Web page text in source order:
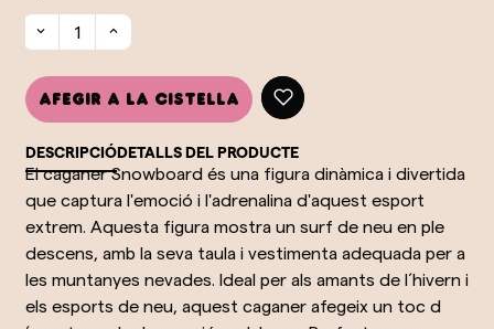
Afegir a la cistella
DESCRIPCIÓDETALLS DEL PRODUCTE
El caganer Snowboard és una figura dinàmica i divertida
que captura l'emoció i l'adrenalina d'aquest esport
extrem. Aquesta figura mostra un surf de neu en ple
descens, amb la seva taula i vestimenta adequada per a
les muntanyes nevades. Ideal per als amants de l´hivern i
els esports de neu, aquest caganer afegeix un toc d